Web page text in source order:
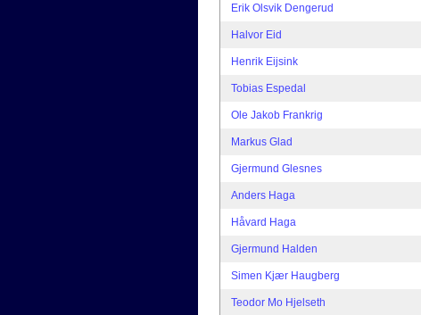
Erik Olsvik Dengerud
Halvor Eid
Henrik Eijsink
Tobias Espedal
Ole Jakob Frankrig
Markus Glad
Gjermund Glesnes
Anders Haga
Håvard Haga
Gjermund Halden
Simen Kjær Haugberg
Teodor Mo Hjelseth